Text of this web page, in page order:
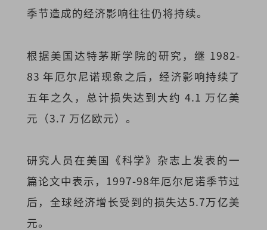
季节造成的经济影响往往仍将持续。
根据美国达特茅斯学院的研究，继 1982-
83 年厄尔尼诺现象之后，经济影响持续了
五年之久，总计损失达到大约 4.1 万亿美
元（3.7 万亿欧元）。
研究人员在美国《科学》杂志上发表的一
篇论文中表示，1997-98年厄尔尼诺季节过
后，全球经济增长受到的损失达5.7万亿美
元。